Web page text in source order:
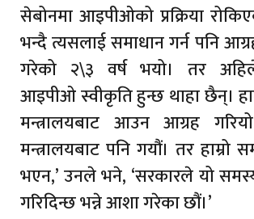
सेबोनमा आइपीओको प्रक्रिया
भन्दै त्यसलाई समाधान गर्न पनि
गरेको २\३ वर्ष भयो। तर
आइपीओ स्वीकृति हुन्छ थाहा छैन्।
मन्त्रालयबाट आउन आग्रह
मन्त्रालयबाट पनि गयौं। तर हाम्रो
भएन,’ उनले भने, ‘सरकारले यो
गरिदिन्छ भन्ने आशा गरेका छौं।’